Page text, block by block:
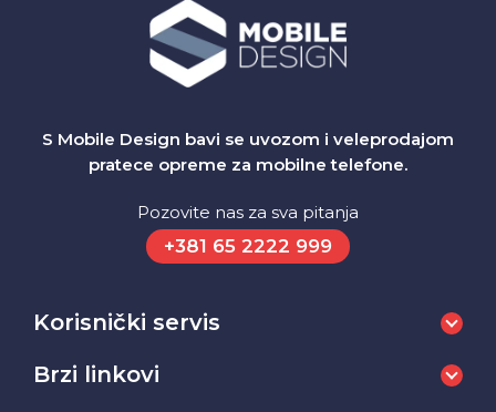
S Mobile Design bavi se uvozom i veleprodajom
pratece opreme za mobilne telefone.
Pozovite nas za sva pitanja
+381 65 2222 999
Korisnički servis
Brzi linkovi